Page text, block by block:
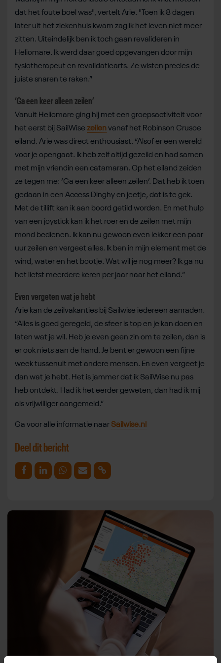
dat het foute boel was", vertelt Arie. "Toen ik 8 dagen
later uit het ziekenhuis kwam zag ik het leven niet meer
zitten. Uiteindelijk ben ik toch gaan revalideren in
Heliomare. Ik werd daar goed opgevangen door mijn
fysiotherapeut en revalidatiearts. Ze wisten precies de
juiste snaren te raken.”
‘Ga een keer alleen zeilen’
Vanuit Heliomare ging hij met een groepsactiviteit voor
het eerst bij SailWise zeilenvanaf het Robinson Crusoe
eiland. Arie was direct enthousiast. “Alsof er een wereld
voor je opengaat. Ik heb zelf altijd gezeild en had samen
met mijn vriendin een catamaran. Op het eiland zeiden
ze tegen me: ‘Ga een keer alleen zeilen’. Dat heb ik toen
gedaan in een Access Dinghy en jeetje, dat is te gek.
Met de tillift kan ik aan boord getild worden. En met hulp
van een joystick kan ik het roer en de zeilen met mijn
mond bedienen. Ik kan nu gewoon even lekker een paar
uur zeilen en vergeet alles. Ik ben in mijn element met de
wind, water en het bootje. Wat wil je nog meer? Ik ga nu
het liefst meerdere keren per jaar naar het eiland.”
Even vergeten wat je hebt
Arie kan de zeilvakanties bij Sailwise iedereen aanraden.
“Alles is goed geregeld, de sfeer is top en je kan doen en
laten wat je wil. Heb je even geen zin om te zeilen, dan is
er ook niets aan de hand. Je bent er gewoon een fijne
week tussenuit met andere mensen. En even vergeet je
dan wat je hebt. Het is jammer dat ik SailWise nu pas
heb ontdekt. Had ik het eerder geweten, dan had ik mij
als vrijwilliger aangemeld.”
Ga voor alle informatie naar Sailwise.nl
Deel dit bericht
Deel op Facebook
Deel op LinkedinDeel op Whatsapp
Mail link Kopieer link